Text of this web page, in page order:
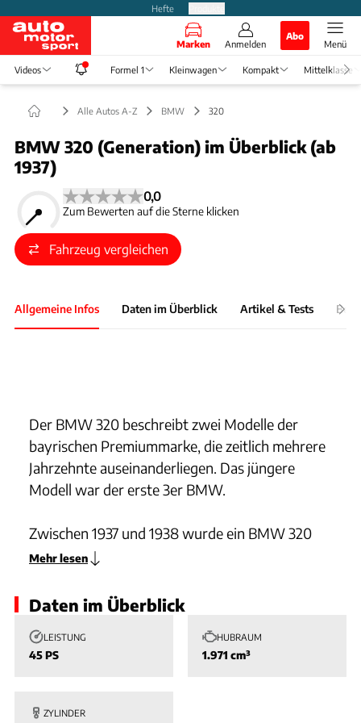
Hefte
Marken Anmelden
Abo
Menü
Videos Formel 1 Kleinwagen Kompakt Mittelklasse
Alle Autos A-Z BMW 320
BMW 320 (Generation) im Überblick (ab
1937)
0,0
Zum Bewerten auf die Sterne klicken
Fahrzeug vergleichen
Allgemeine Infos Daten im Überblick Artikel & Tests
Der BMW 320 beschreibt zwei Modelle der
bayrischen Premiummarke, die zeitlich mehrere
Jahrzehnte auseinanderliegen. Das jüngere
Modell war der erste 3er BMW.
Zwischen 1937 und 1938 wurde ein BMW 320
produziert, der nichts mit dem späteren
sollte. In dieser Zeit beschreibt der BMW 320 ein
zweitürige Limousine und als zweitüriges
Cabriolet käuflich war. Als Antrieb diente ein
45 PS. Dieser beschleunigte den BMW 320 auf
Mehr lesen
Daten im Überblick
LEISTUNG
45 PS
HUBRAUM
1.971 cm³
ZYLINDER